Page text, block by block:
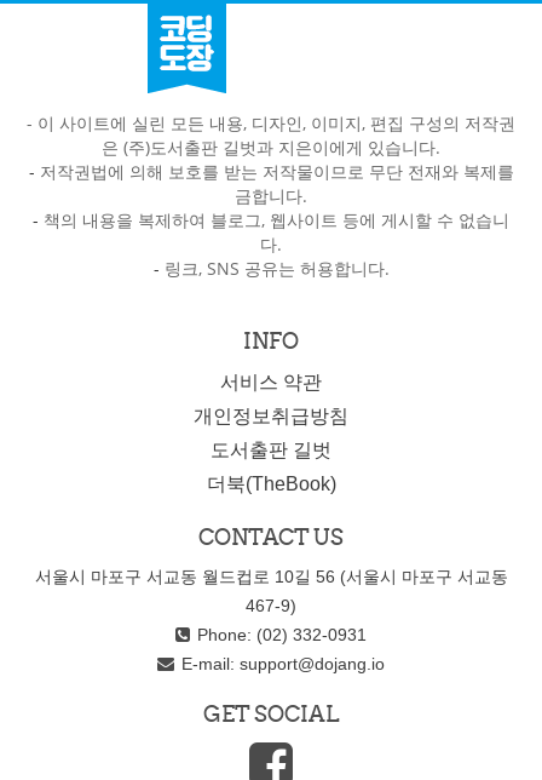
- 이 사이트에 실린 모든 내용, 디자인, 이미지, 편집 구성의 저작권
은 (주)도서출판 길벗과 지은이에게 있습니다.
- 저작권법에 의해 보호를 받는 저작물이므로 무단 전재와 복제를
금합니다.
- 책의 내용을 복제하여 블로그, 웹사이트 등에 게시할 수 없습니
다.
- 링크, SNS 공유는 허용합니다.
INFO
서비스 약관
개인정보취급방침
도서출판 길벗
더북(TheBook)
CONTACT US
서울시 마포구 서교동 월드컵로 10길 56 (서울시 마포구 서교동
467-9)
Phone: (02) 332-0931
E-mail: support@dojang.io
GET SOCIAL